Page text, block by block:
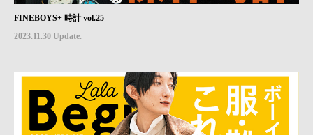
FINEBOYS+ 時計 vol.25
2023.11.30 Update.